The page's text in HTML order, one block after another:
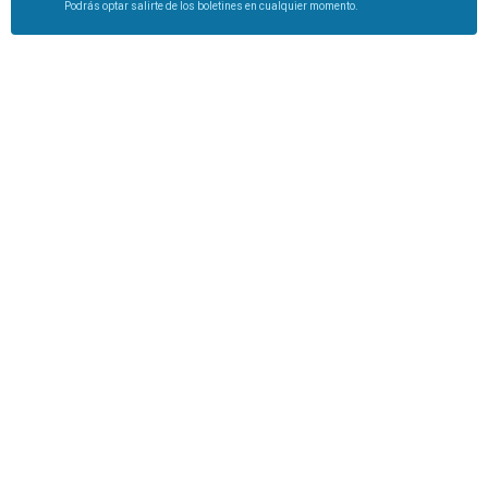
Podrás optar salirte de los boletines en cualquier momento.